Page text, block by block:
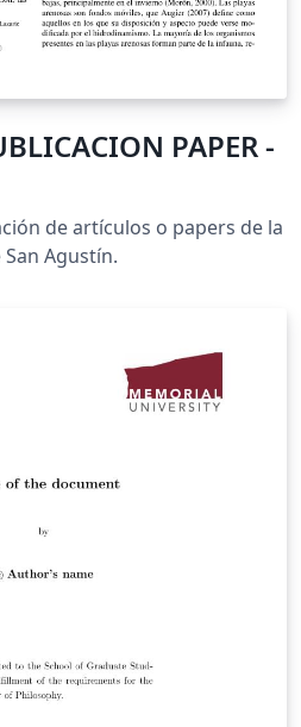
PAPER -
de artículos o papers de la
Agustín.